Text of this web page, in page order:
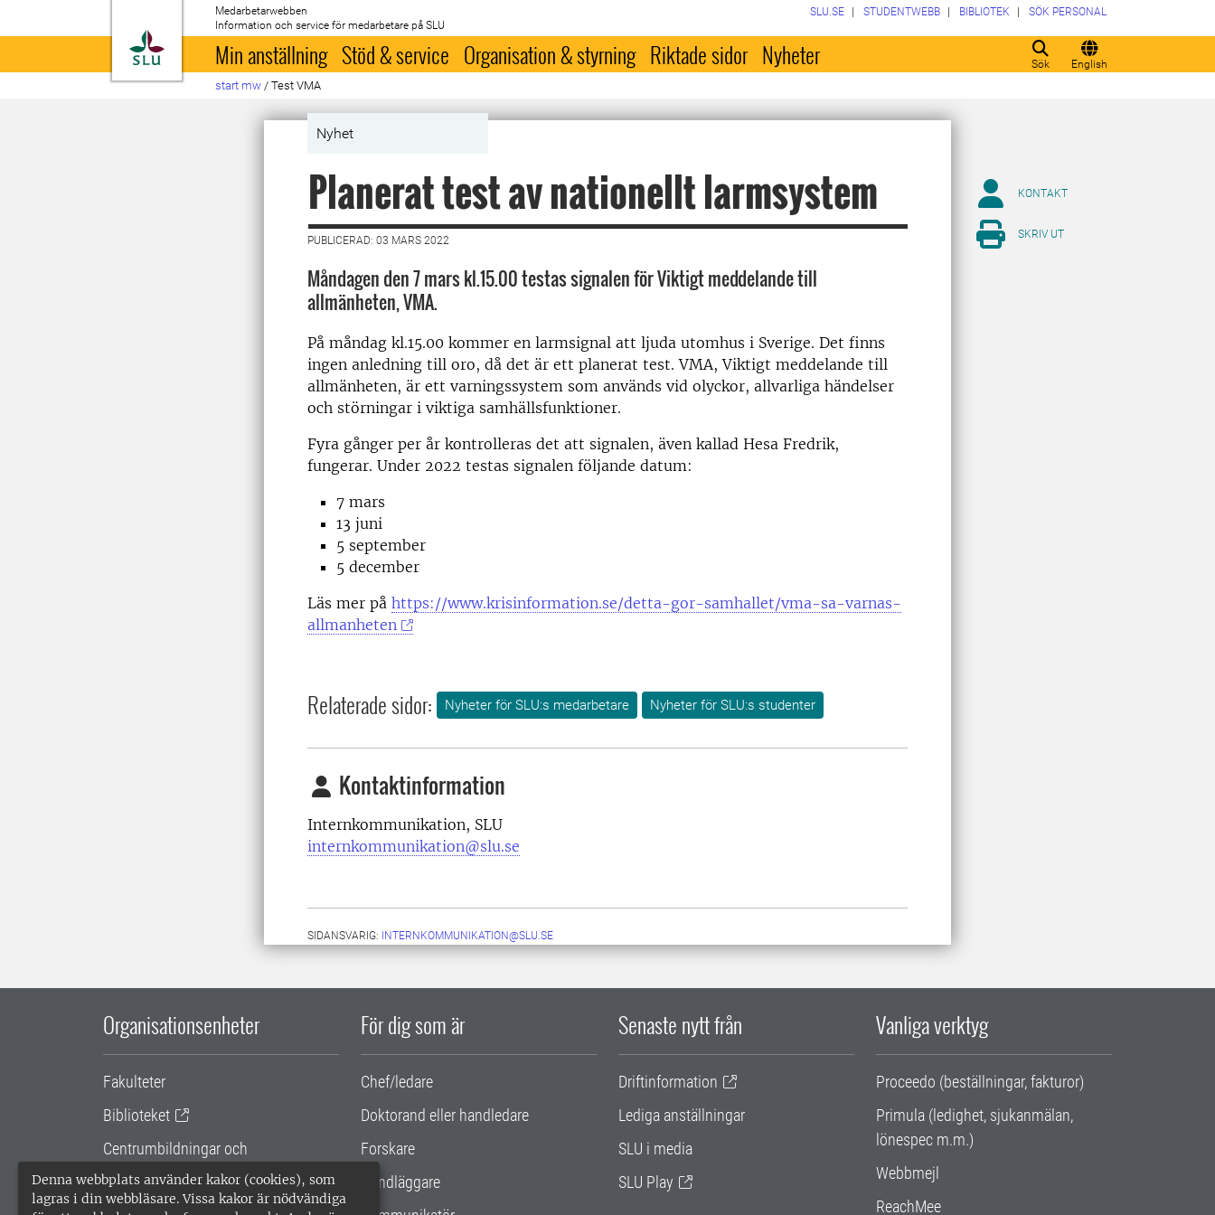
Denna webbplats använder kakor (cookies), som
lagras i din webbläsare. Vissa kakor är nödvändiga
Till startsida
Medarbetarwebben
Information och service för medarbetare på SLU
Sök English
SLU.SE STUDENTWEBB BIBLIOTEK SÖK PERSONAL
Min anställning Stöd & service Organisation & styrning Riktade sidor Nyheter
start mw / Test VMA
Nyhet
Planerat test av nationellt larmsystem
PUBLICERAD: 03 MARS 2022
Måndagen den 7 mars kl.15.00 testas signalen för Viktigt meddelande till
allmänheten, VMA.
På måndag kl.15.00 kommer en larmsignal att ljuda utomhus i Sverige. Det finns
ingen anledning till oro, då det är ett planerat test. VMA, Viktigt meddelande till
allmänheten, är ett varningssystem som används vid olyckor, allvarliga händelser
och störningar i viktiga samhällsfunktioner.
Fyra gånger per år kontrolleras det att signalen, även kallad Hesa Fredrik,
fungerar. Under 2022 testas signalen följande datum:
7 mars
13 juni
5 september
5 december
Läs mer på https://www.krisinformation.se/detta-gor-samhallet/vma-sa-varnas-
allmanheten
Relaterade sidor: Nyheter för SLU:s medarbetare Nyheter för SLU:s studenter
Kontaktinformation
Internkommunikation, SLU
internkommunikation@slu.se
SIDANSVARIG: INTERNKOMMUNIKATION@SLU.SE
KONTAKT
SKRIV UT
Organisationsenheter
Fakulteter
Biblioteket
Centrumbildningar och
samarbetsprojekt
Gemensamma verksamhetsstödet
För dig som är
Chef/ledare
Doktorand eller handledare
Forskare
Handläggare
Senaste nytt från
Driftinformation
Lediga anställningar
SLU i media
SLU Play
Vanliga verktyg
Proceedo (beställningar, fakturor)
Primula (ledighet, sjukanmälan,
lönespec m.m.)
Webbmejl
ReachMee